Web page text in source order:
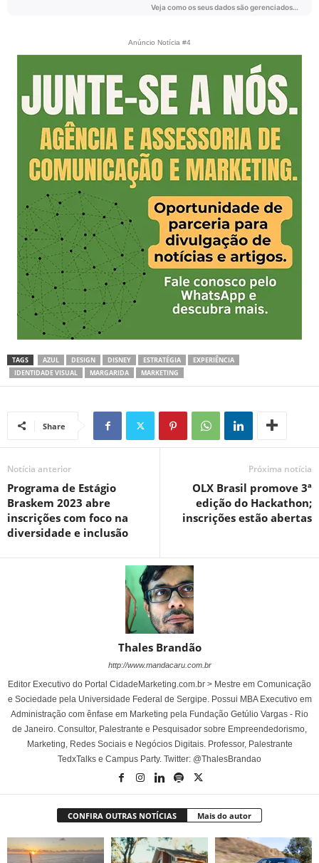
Anúncio Notícia #4
TAGS AZUL DESIGN DISNEY ESTRATÉGIA
EXPERIÊNCIA
IDENTIDADE VISUAL
MARGARIDA MARKETING
Share
Notícia anterior
Programa de Estágio
Braskem 2023 abre
inscrições com foco na
diversidade e inclusão
Próxima notícia
OLX Brasil promove 3ª
edição do Hackathon;
inscrições estão abertas
Thales Brandão
http://www.mandacaru.com.br
Editor Executivo do Portal CidadeMarketing.com.br > Mestre em Comunicação
e Sociedade pela Universidade Federal de Sergipe. Possui MBA Executivo em
Administração com ênfase em Marketing pela Fundação Getúlio Vargas - Rio
de Janeiro. Consultor, Palestrante e Pesquisador sobre Empreendedorismo,
Marketing, Redes Sociais e Negócios Digitais. Professor, Palestrante
TedxTalks e Campus Party. Twitter: @ThalesBrandao
CONFIRA OUTRAS NOTÍCIAS Mais do autor